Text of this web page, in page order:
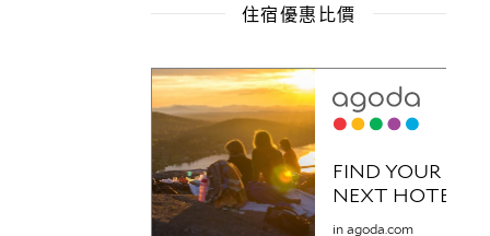
住宿優惠比價